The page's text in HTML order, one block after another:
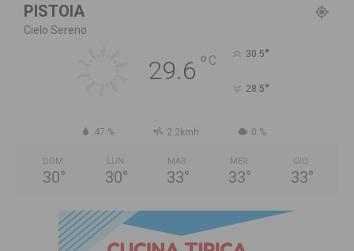
PISTOIA
Cielo Sereno
29.6 ° C 30.5°
28.5°
47 % 2.2kmh 0 %
DOM
30°
LUN
30°
MAR
33°
MER
33°
GIO
33°